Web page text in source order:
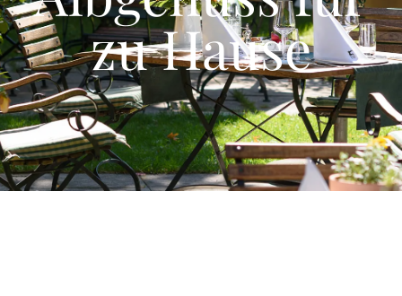
Events
Gutscheine
Schwäbische Alb
News
zu Hause